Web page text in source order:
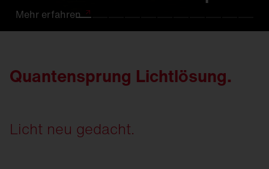
Mehr erfahren
Mehr erfahren.
Mehr erfahren
Mehr erfahren
Mehr erfahren
Mehr erfahren
Mehr erfahren
Mehr erfahren
Mehr erfahren.
Mehr erfahren
Mehr erfahren
Quantensprung Lichtlösung.
Licht neu gedacht.